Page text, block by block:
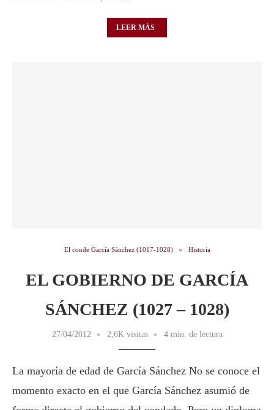
LEER MÁS
El conde García Sánchez (1017-1028) Historia
EL GOBIERNO DE GARCÍA
SÁNCHEZ (1027 – 1028)
27/04/2012 2,6K visitas 4 min. de lectura
La mayoría de edad de García Sánchez No se conoce el
momento exacto en el que García Sánchez asumió de